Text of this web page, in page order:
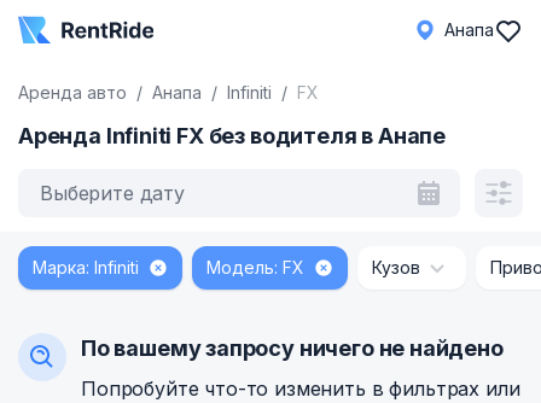
Анапа
Аренда авто Анапа Infiniti FX
Аренда Infiniti FX без водителя в Анапе
Выберите дату
Марка: Infiniti Модель: FX Кузов
По вашему запросу ничего не найдено
Попробуйте что-то изменить в фильтрах или